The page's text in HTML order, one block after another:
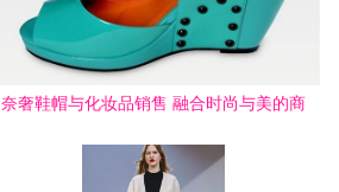
奈奢鞋帽与化妆品销售 融合时尚与美的商